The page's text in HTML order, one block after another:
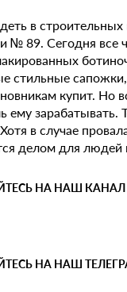
в
№ 89. Сегодня все
стильные
купит. Но
в случае
делом для
НА НАШ КАНАЛ
НА НАШ